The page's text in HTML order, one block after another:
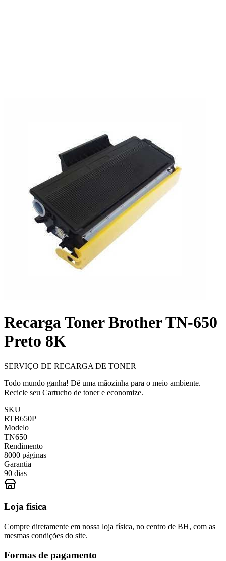
Recarga Toner Brother TN-650
Preto 8K
SERVIÇO DE RECARGA DE TONER
Todo mundo ganha! Dê uma mãozinha para o meio ambiente.
Recicle seu Cartucho de toner e economize.
SKU
RTB650P
Modelo
TN650
Rendimento
8000 páginas
Garantia
90 dias
Loja física
Compre diretamente em nossa loja física, no centro de BH, com as
mesmas condições do site.
Formas de pagamento